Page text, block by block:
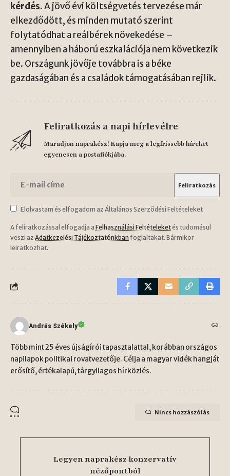
kérdés. A jövő évi költségvetés tervezése már
elkezdődött, és minden mutató szerint
folytatódhat a reálbérek növekedése –
amennyiben a háború eszkalációja nem következik
be. Országunk jövője továbbra is a béke
gazdaságában és a családok támogatásában rejlik.
Feliratkozás a napi hírlevélre
Maradjon naprakész! Kapja meg a legfrissebb híreket
egyenesen a postafiókjába.
Elolvastam és elfogadom az Általános Szerződési Feltételeket
A feliratkozással elfogadja a Felhasználási Feltételeketés tudomásul
veszi az Adatkezelési Tájékoztatónkban foglaltakat. Bármikor
leiratkozhat.
András Székely
Több mint 25 éves újságírói tapasztalattal, korábban országos
napilapok politikai rovatvezetője. Célja a magyar vidék hangját
erősítő, értékalapú, tárgyilagos hírközlés.
Nincs hozzászólás
Legyen naprakész konzervatív
nézőpontból